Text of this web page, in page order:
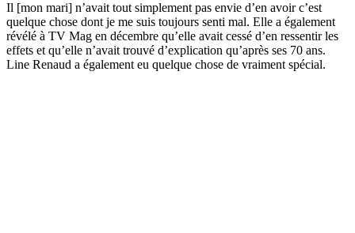
Il [mon mari] n’avait tout simplement pas envie d’en avoir c’est
quelque chose dont je me suis toujours senti mal. Elle a également
révélé à TV Mag en décembre qu’elle avait cessé d’en ressentir les
effets et qu’elle n’avait trouvé d’explication qu’après ses 70 ans.
Line Renaud a également eu quelque chose de vraiment spécial.